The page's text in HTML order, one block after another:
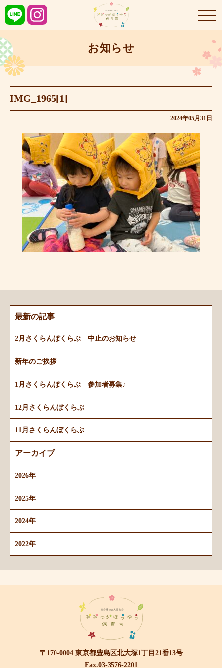
お知らせ
IMG_1965[1]
2024年05月31日
最新の記事
2月さくらんぼくらぶ 中止のお知らせ
新年のご挨拶
1月さくらんぼくらぶ 参加者募集♪
12月さくらんぼくらぶ
11月さくらんぼくらぶ
アーカイブ
2026年
2025年
2024年
2022年
〒170-0004 東京都豊島区北大塚1丁目21番13号
Fax.03-3576-2201